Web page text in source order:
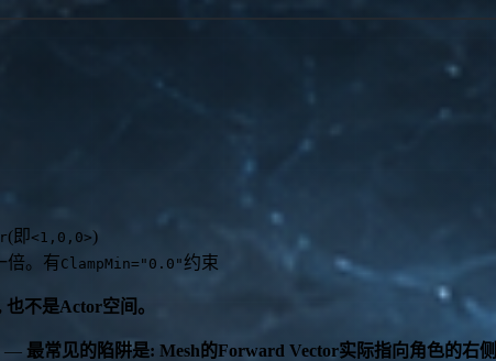
(即<1,0,0>)
倍。有ClampMin="0.0" 约束
不是Actor空间。
— 最常见的陷阱是: Mesh的Forward Vector实际指向角色的右侧